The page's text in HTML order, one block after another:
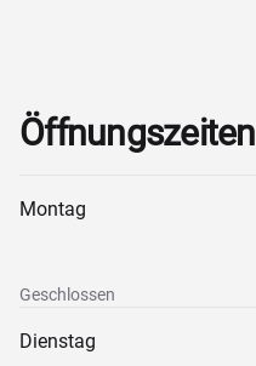
Öffnungszeiten
Montag
Geschlossen
Dienstag